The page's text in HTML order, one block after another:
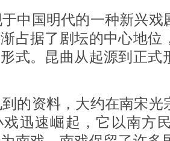
中国明代的一种新兴戏
占据了剧坛的中心地位
式。昆曲从起源到正式
的资料，大约在南宋光
迅速崛起，它以南方